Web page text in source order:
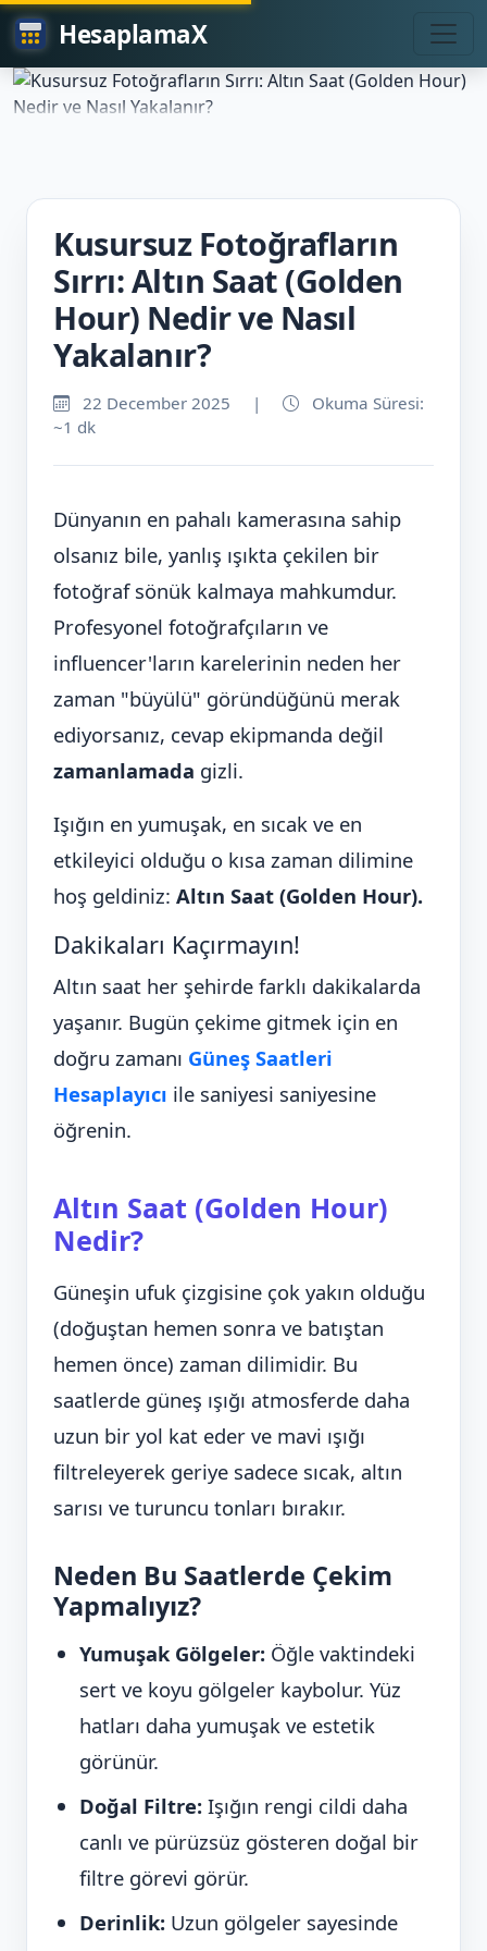
HesaplamaX
Kusursuz Fotoğrafların
Sırrı: Altın Saat (Golden
Hour) Nedir ve Nasıl
Yakalanır?
22 December 2025 |
Okuma Süresi:
~1 dk
Dünyanın en pahalı kamerasına sahip
olsanız bile, yanlış ışıkta çekilen bir
fotoğraf sönük kalmaya mahkumdur.
Profesyonel fotoğrafçıların ve
influencer'ların karelerinin neden her
zaman "büyülü" göründüğünü merak
ediyorsanız, cevap ekipmanda değil
zamanlamada gizli.
Işığın en yumuşak, en sıcak ve en
etkileyici olduğu o kısa zaman dilimine
hoş geldiniz: Altın Saat (Golden Hour).
Dakikaları Kaçırmayın!
Altın saat her şehirde farklı dakikalarda
yaşanır. Bugün çekime gitmek için en
doğru zamanı Güneş Saatleri
Hesaplayıcı ile saniyesi saniyesine
öğrenin.
Altın Saat (Golden Hour)
Nedir?
Güneşin ufuk çizgisine çok yakın olduğu
(doğuştan hemen sonra ve batıştan
hemen önce) zaman dilimidir. Bu
saatlerde güneş ışığı atmosferde daha
uzun bir yol kat eder ve mavi ışığı
filtreleyerek geriye sadece sıcak, altın
sarısı ve turuncu tonları bırakır.
Neden Bu Saatlerde Çekim
Yapmalıyız?
Yumuşak Gölgeler: Öğle vaktindeki
sert ve koyu gölgeler kaybolur. Yüz
hatları daha yumuşak ve estetik
görünür.
Doğal Filtre: Işığın rengi cildi daha
canlı ve pürüzsüz gösteren doğal bir
filtre görevi görür.
Derinlik: Uzun gölgeler sayesinde